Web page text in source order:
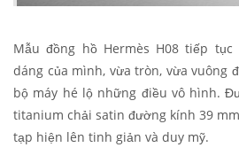
Mẫu đồng hồ Hermès H08 tiếp
dáng của mình, vừa tròn, vừa vuông
bộ máy hé lộ những điều vô hình.
titanium chải satin đường kính 39
tạp hiện lên tinh giản và duy mỹ.